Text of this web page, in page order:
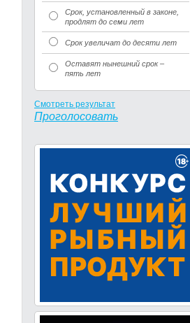
Срок, установленный в законе,
продлят до семи лет
Срок увеличат до десяти лет
Оставят нынешний срок –
пять лет
Смотреть результат
Проголосовать